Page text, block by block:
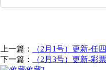
上一篇：
（2月1号）更新-任
下一篇：
（2月3号）更新-彩